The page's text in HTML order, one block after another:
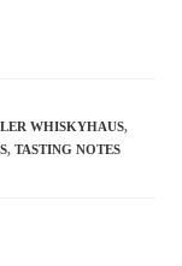
WHISKYHAUS,
, TASTING NOTES